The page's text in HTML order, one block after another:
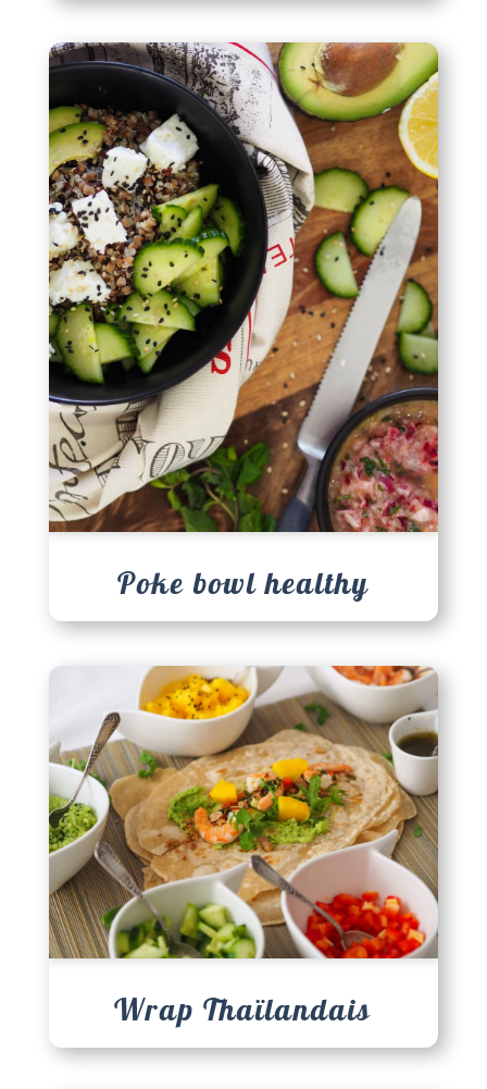
Poke bowl healthy
Wrap Thaïlandais